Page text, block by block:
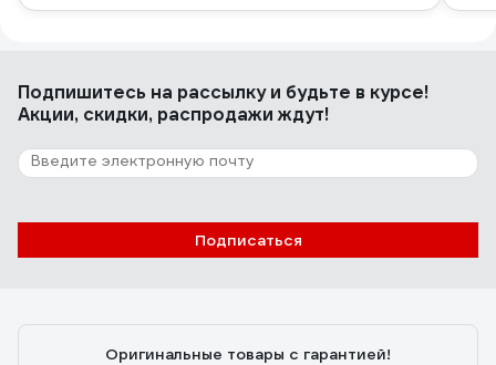
Подпишитесь на рассылкуи будьте в курсе!
Акции, скидки, распродажи ждут!
Подписаться
Оригинальные товары с гарантией!